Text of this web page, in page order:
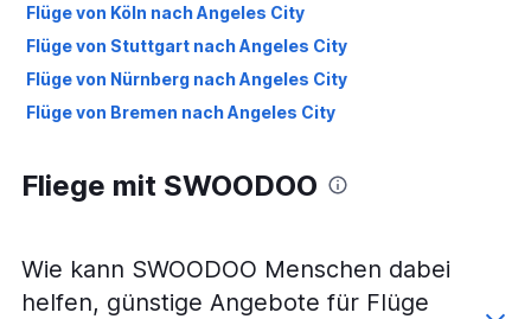
Flüge von Köln nach Angeles City
Flüge von Stuttgart nach Angeles City
Flüge von Nürnberg nach Angeles City
Flüge von Bremen nach Angeles City
Fliege mit SWOODOO
Wie kann SWOODOO Menschen dabei
helfen, günstige Angebote für Flüge